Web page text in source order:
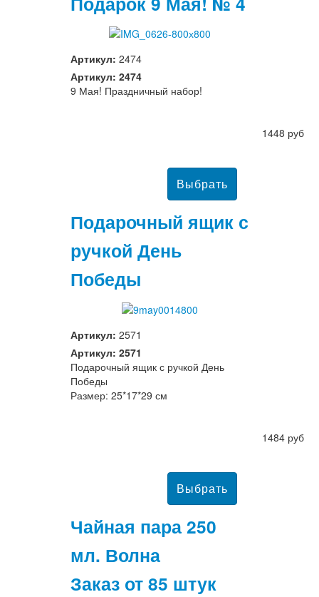
Артикул: 2474
Артикул: 2474
9 Мая! Праздничный набор!
1448 руб
Подарочный ящик с
ручкой День
Победы
Артикул: 2571
Артикул: 2571
Подарочный ящик с ручкой День
Победы
Размер: 25*17*29 см
1484 руб
Чайная пара 250
мл. Волна
Заказ от 85 штук